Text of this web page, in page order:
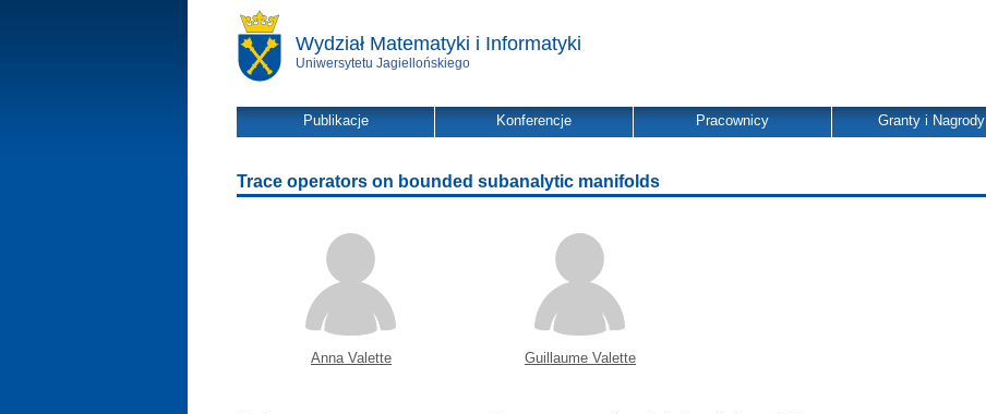
Wydział Matematyki i Informatyki
Uniwersytetu Jagiellońskiego
Publikacje Konferencje Pracownicy Granty i Nagrody
Trace operators on bounded subanalytic manifolds
Anna Valette Guillaume Valette